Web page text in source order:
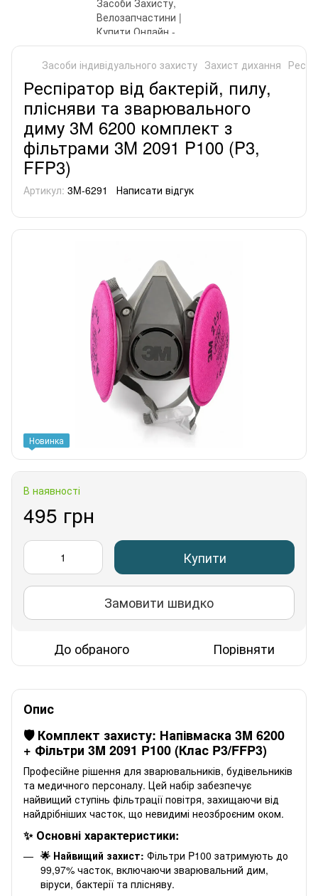
Засоби індивідуального захисту Захист дихання
Респіратор від бактерій, пилу,
плісняви ​​та зварювального
диму 3М 6200 комплект з
фільтрами 3M 2091 P100 (P3,
FFP3)
Артикул: 3M-6291 Написати відгук
Новинка
В наявності
495 грн
Купити
Замовити швидко
До обраного Порівняти
Опис
🛡️ Комплект захисту: Напівмаска 3M 6200
+ Фільтри 3M 2091 P100 (Клас P3/FFP3)
Професійне рішення для зварювальників, будівельників
та медичного персоналу. Цей набір забезпечує
найвищий ступінь фільтрації повітря, захищаючи від
найдрібніших часток, що невидимі неозброєним оком.
✨ Основні характеристики:
🌟 Найвищий захист: Фільтри P100 затримують до
99,97% часток, включаючи зварювальний дим,
віруси, бактерії та плісняву.